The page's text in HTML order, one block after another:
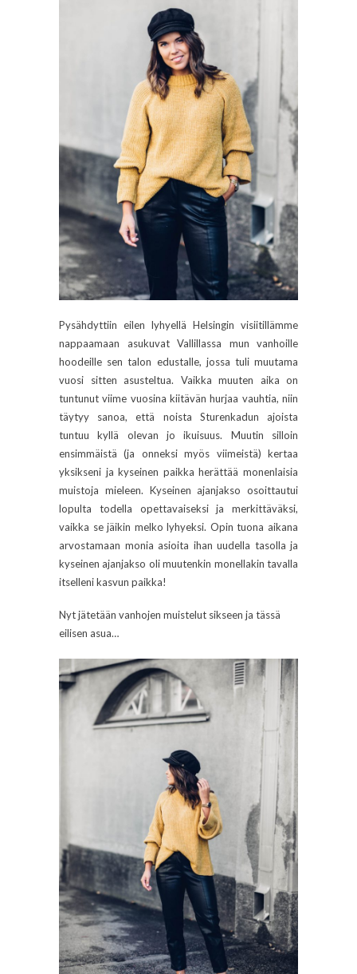
Pysähdyttiin eilen lyhyellä Helsingin visiitillämme
nappaamaan asukuvat Vallillassa mun vanhoille
hoodeille sen talon edustalle, jossa tuli muutama
vuosi sitten asusteltua. Vaikka muuten aika on
tuntunut viime vuosina kiitävän hurjaa vauhtia, niin
täytyy sanoa, että noista Sturenkadun ajoista
tuntuu kyllä olevan jo ikuisuus. Muutin silloin
ensimmäistä (ja onneksi myös viimeistä) kertaa
yksikseni ja kyseinen paikka herättää monenlaisia
muistoja mieleen. Kyseinen ajanjakso osoittautui
lopulta todella opettavaiseksi ja merkittäväksi,
vaikka se jäikin melko lyhyeksi. Opin tuona aikana
arvostamaan monia asioita ihan uudella tasolla ja
kyseinen ajanjakso oli muutenkin monellakin tavalla
itselleni kasvun paikka!
Nyt jätetään vanhojen muistelut sikseen ja tässä
eilisen asua…